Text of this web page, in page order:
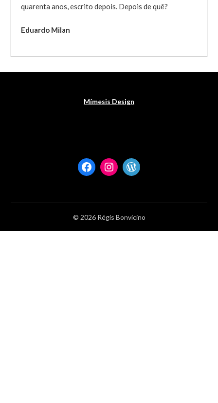
quarenta anos, escrito depois. Depois de quê?
Eduardo Milan
Mímesis Design
Facebook
InstagramWordPress
© 2026 Régis Bonvicino